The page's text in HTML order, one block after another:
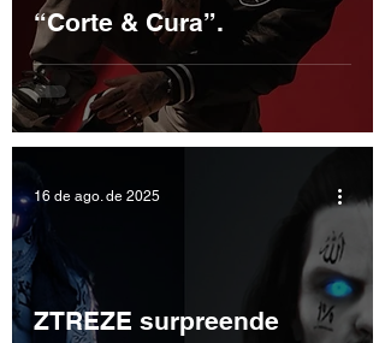
“Corte & Cura”.
ZTREZE surpreende
16 de ago. de 2025